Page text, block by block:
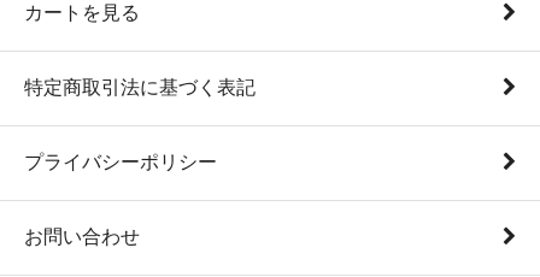
カートを見る
特定商取引法に基づく表記
プライバシーポリシー
お問い合わせ